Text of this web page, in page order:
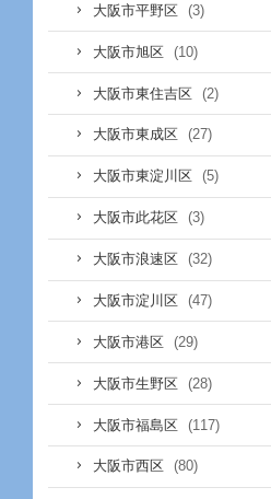
大阪市平野区 (3)
大阪市旭区 (10)
大阪市東住吉区 (2)
大阪市東成区 (27)
大阪市東淀川区 (5)
大阪市此花区 (3)
大阪市浪速区 (32)
大阪市淀川区 (47)
大阪市港区 (29)
大阪市生野区 (28)
大阪市福島区 (117)
大阪市西区 (80)